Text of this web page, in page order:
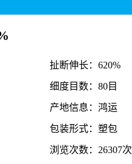
扯断伸长：620%
细度目数：80目
产地信息：鸿运
包装形式：塑包
浏览次数：26307次